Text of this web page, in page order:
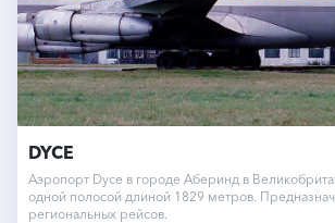
DYCE
Аэропорт Dyce в городе Аберинд в
одной полосой длиной 1829 метров.
региональных рейсов.